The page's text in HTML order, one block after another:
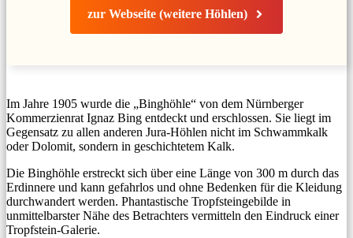
zur Webseite (weitere Höhlen)
Im Jahre 1905 wurde die „Binghöhle“ von dem Nürnberger
Kommerzienrat Ignaz Bing entdeckt und erschlossen. Sie liegt im
Gegensatz zu allen anderen Jura-Höhlen nicht im Schwammkalk
oder Dolomit, sondern in geschichtetem Kalk.
Die Binghöhle erstreckt sich über eine Länge von 300 m durch das
Erdinnere und kann gefahrlos und ohne Bedenken für die Kleidung
durchwandert werden. Phantastische Tropfsteingebilde in
unmittelbarster Nähe des Betrachters vermitteln den Eindruck einer
Tropfstein-Galerie.